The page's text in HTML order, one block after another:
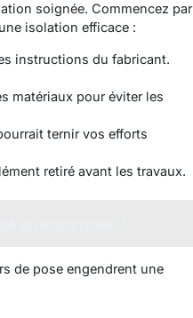
soignée. Commencez par
isolation efficace :
instructions du fabricant.
matériaux pour éviter les
ternir vos efforts
retiré avant les travaux.
de pose engendrent une